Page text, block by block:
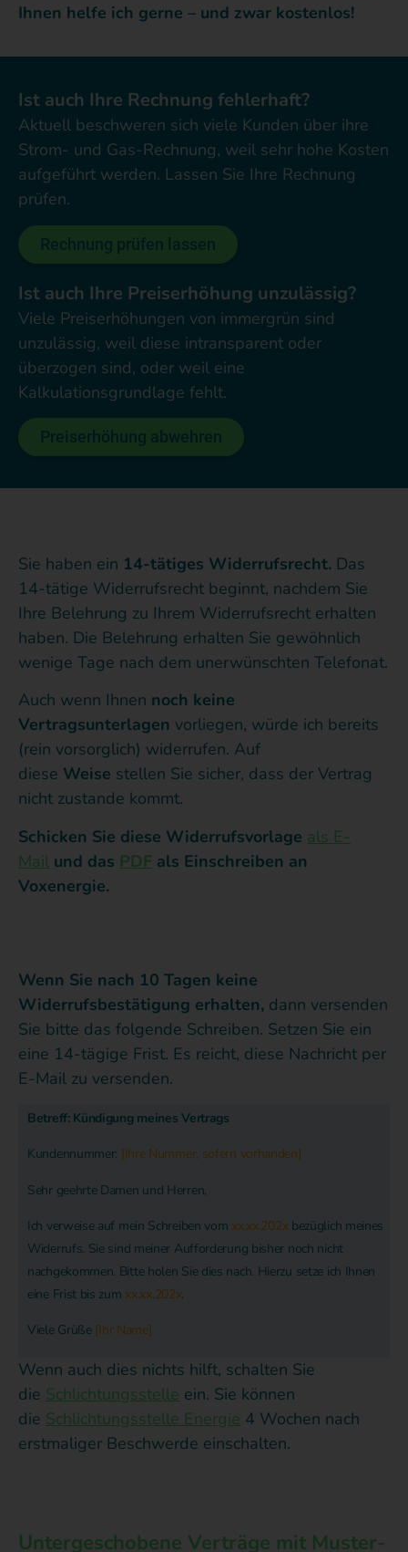
Ihnen helfe ich gerne – und zwar kostenlos!
Ist auch Ihre Rechnung fehlerhaft?
Aktuell beschweren sich viele Kunden über ihre
Strom- und Gas-Rechnung, weil sehr hohe Kosten
aufgeführt werden. Lassen Sie Ihre Rechnung
prüfen.
Ist auch Ihre Preiserhöhung unzulässig?
Viele Preiserhöhungen von immergrün sind
unzulässig, weil diese intransparent oder
überzogen sind, oder weil eine
Kalkulationsgrundlage fehlt.
Sie haben ein 14-tätiges Widerrufsrecht. Das
14-tätige Widerrufsrecht beginnt, nachdem Sie
Ihre Belehrung zu Ihrem Widerrufsrecht erhalten
haben. Die Belehrung erhalten Sie gewöhnlich
wenige Tage nach dem unerwünschten Telefonat.
Auch wenn Ihnen noch keine
Vertragsunterlagen vorliegen, würde ich bereits
(rein vorsorglich) widerrufen. Auf
diese Weise stellen Sie sicher, dass der Vertrag
nicht zustande kommt.
Schicken Sie diese Widerrufsvorlage als E-
Mail und das PDF als Einschreiben an
Voxenergie.
Wenn Sie nach 10 Tagen keine
Widerrufsbestätigung erhalten, dann versenden
Sie bitte das folgende Schreiben. Setzen Sie ein
eine 14-tägige Frist. Es reicht, diese Nachricht per
E-Mail zu versenden.
Betreff: Kündigung meines Vertrags
Kundennummer: [Ihre Nummer, sofern vorhanden]
Sehr geehrte Damen und Herren,
Ich verweise auf mein Schreiben vom xx.xx.202xbezüglich meines
Widerrufs. Sie sind meiner Aufforderung bisher noch nicht
nachgekommen. Bitte holen Sie dies nach. Hierzu setze ich Ihnen
eine Frist bis zum xx.xx.202x.
Viele Grüße [Ihr Name]
Wenn auch dies nichts hilft, schalten Sie
die Schlichtungsstelle ein. Sie können
die Schlichtungsstelle Energie 4 Wochen nach
erstmaliger Beschwerde einschalten.
Untergeschobene Verträge mit Muster-